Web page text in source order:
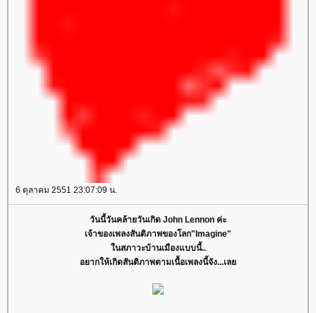
6 ตุลาคม 2551 23:07:09 น.
วันนี้วันคล้ายวันเกิด John Lennon ค่ะ
เจ้าของเพลงสันติภาพของโลก"Imagine"
นสภาวะบ้านเมืองแบบนี้..
อยากให้เกิดสันติภาพตามเนื้อเพลงนี้จัง...เล